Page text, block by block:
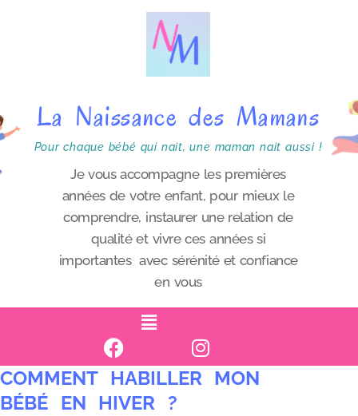
e
u
La Naissance des Mamans
Pour chaque bébé qui nait, une maman nait aussi !
Je vous accompagne les premières
années de votre enfant, pour mieux le
comprendre, instaurer une relation de
qualité et vivre ces années si
importantes avec sérénité et confiance
en vous
COMMENT HABILLER MON
BÉBÉ EN HIVER ?